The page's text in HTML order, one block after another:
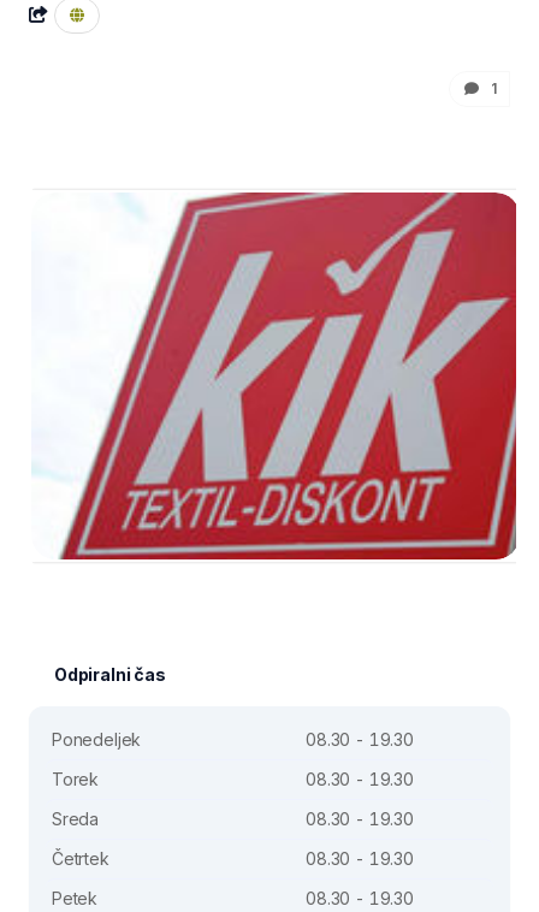
1
Odpiralni čas
Ponedeljek
08.30 - 19.30
Torek
08.30 - 19.30
Sreda
08.30 - 19.30
Četrtek
08.30 - 19.30
Petek
08.30 - 19.30